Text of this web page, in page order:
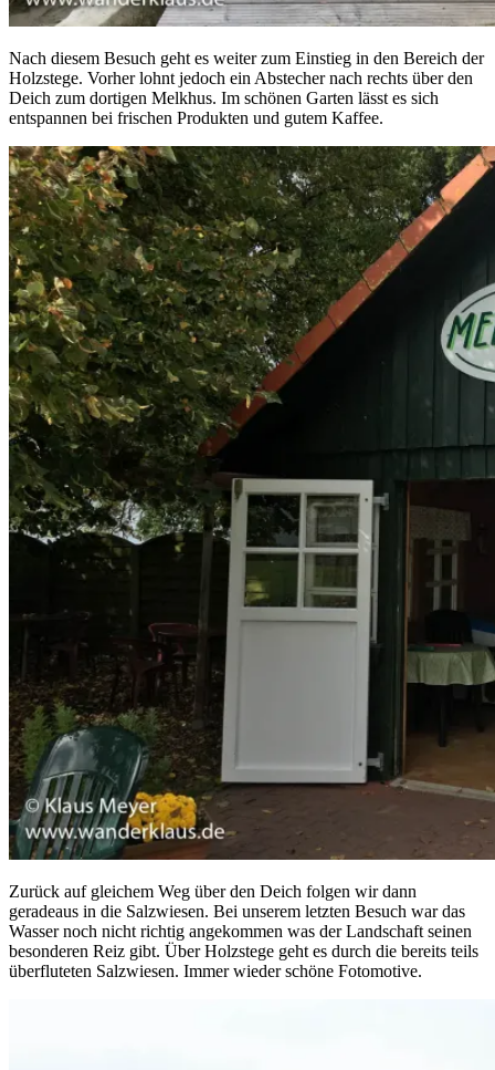
Nach diesem Besuch geht es weiter zum Einstieg in den Bereich der
Holzstege. Vorher lohnt jedoch ein Abstecher nach rechts über den
Deich zum dortigen Melkhus. Im schönen Garten lässt es sich
entspannen bei frischen Produkten und gutem Kaffee.
Zurück auf gleichem Weg über den Deich folgen wir dann
geradeaus in die Salzwiesen. Bei unserem letzten Besuch war das
Wasser noch nicht richtig angekommen was der Landschaft seinen
besonderen Reiz gibt. Über Holzstege geht es durch die bereits teils
überfluteten Salzwiesen. Immer wieder schöne Fotomotive.